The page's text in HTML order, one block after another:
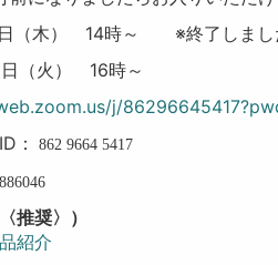
日（木） 14時～ ※終了しまし
日（火） 16時～
j/
：
862 9664 5417
886046
推奨〉）
紹介